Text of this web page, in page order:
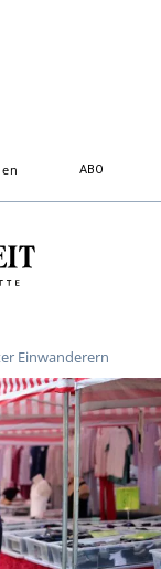
ABO
Einwanderern